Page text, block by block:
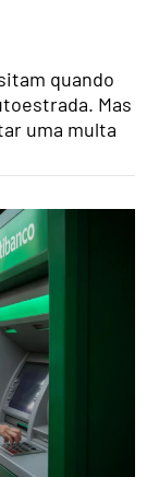
quando
Mas
uma multa